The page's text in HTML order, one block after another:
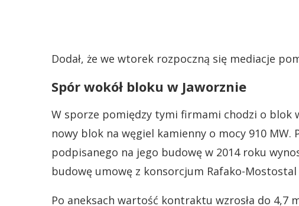
Dodał, że we wtorek rozpoczną się mediacje
Spór wokół bloku w Jaworznie
W sporze pomiędzy tymi firmami chodzi o blok
nowy blok na węgiel kamienny o mocy 910
podpisanego na jego budowę w 2014 roku
budowę umowę z konsorcjum Rafako-Mostostal
Po aneksach wartość kontraktu wzrosła do 4,7